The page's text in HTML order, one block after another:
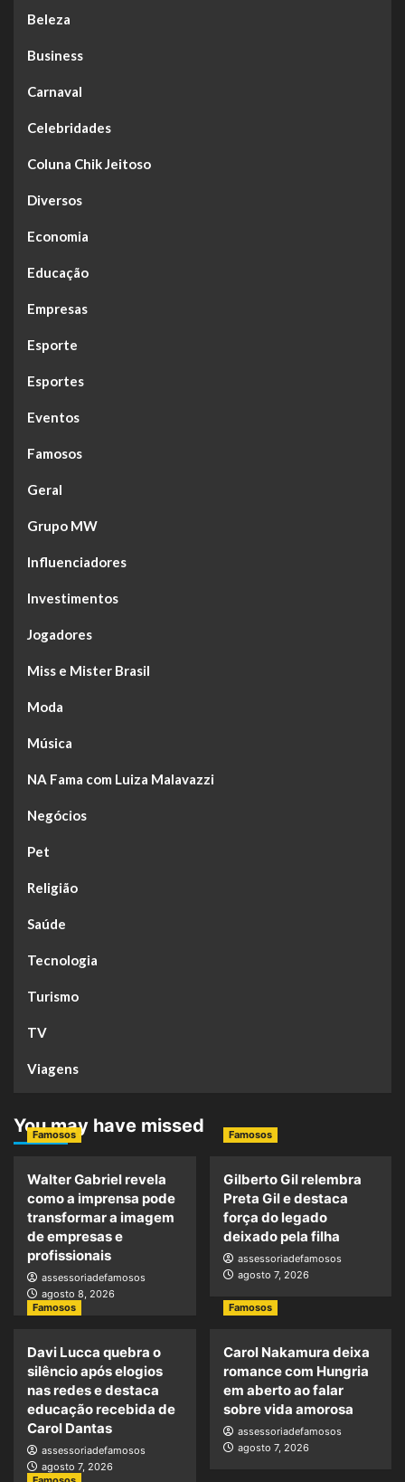
Beleza
Business
Carnaval
Celebridades
Coluna Chik Jeitoso
Diversos
Economia
Educação
Empresas
Esporte
Esportes
Eventos
Famosos
Geral
Grupo MW
Influenciadores
Investimentos
Jogadores
Miss e Mister Brasil
Moda
Música
NA Fama com Luiza Malavazzi
Negócios
Pet
Religião
Saúde
Tecnologia
Turismo
TV
Viagens
You may have missed
Famosos
Walter Gabriel revela
como a imprensa pode
transformar a imagem
de empresas e
profissionais
assessoriadefamosos
agosto 8, 2026
Famosos
Gilberto Gil relembra
Preta Gil e destaca
força do legado
deixado pela filha
assessoriadefamosos
agosto 7, 2026
Famosos
Davi Lucca quebra o
silêncio após elogios
nas redes e destaca
educação recebida de
Carol Dantas
assessoriadefamosos
agosto 7, 2026
Famosos
Carol Nakamura deixa
romance com Hungria
em aberto ao falar
sobre vida amorosa
assessoriadefamosos
agosto 7, 2026